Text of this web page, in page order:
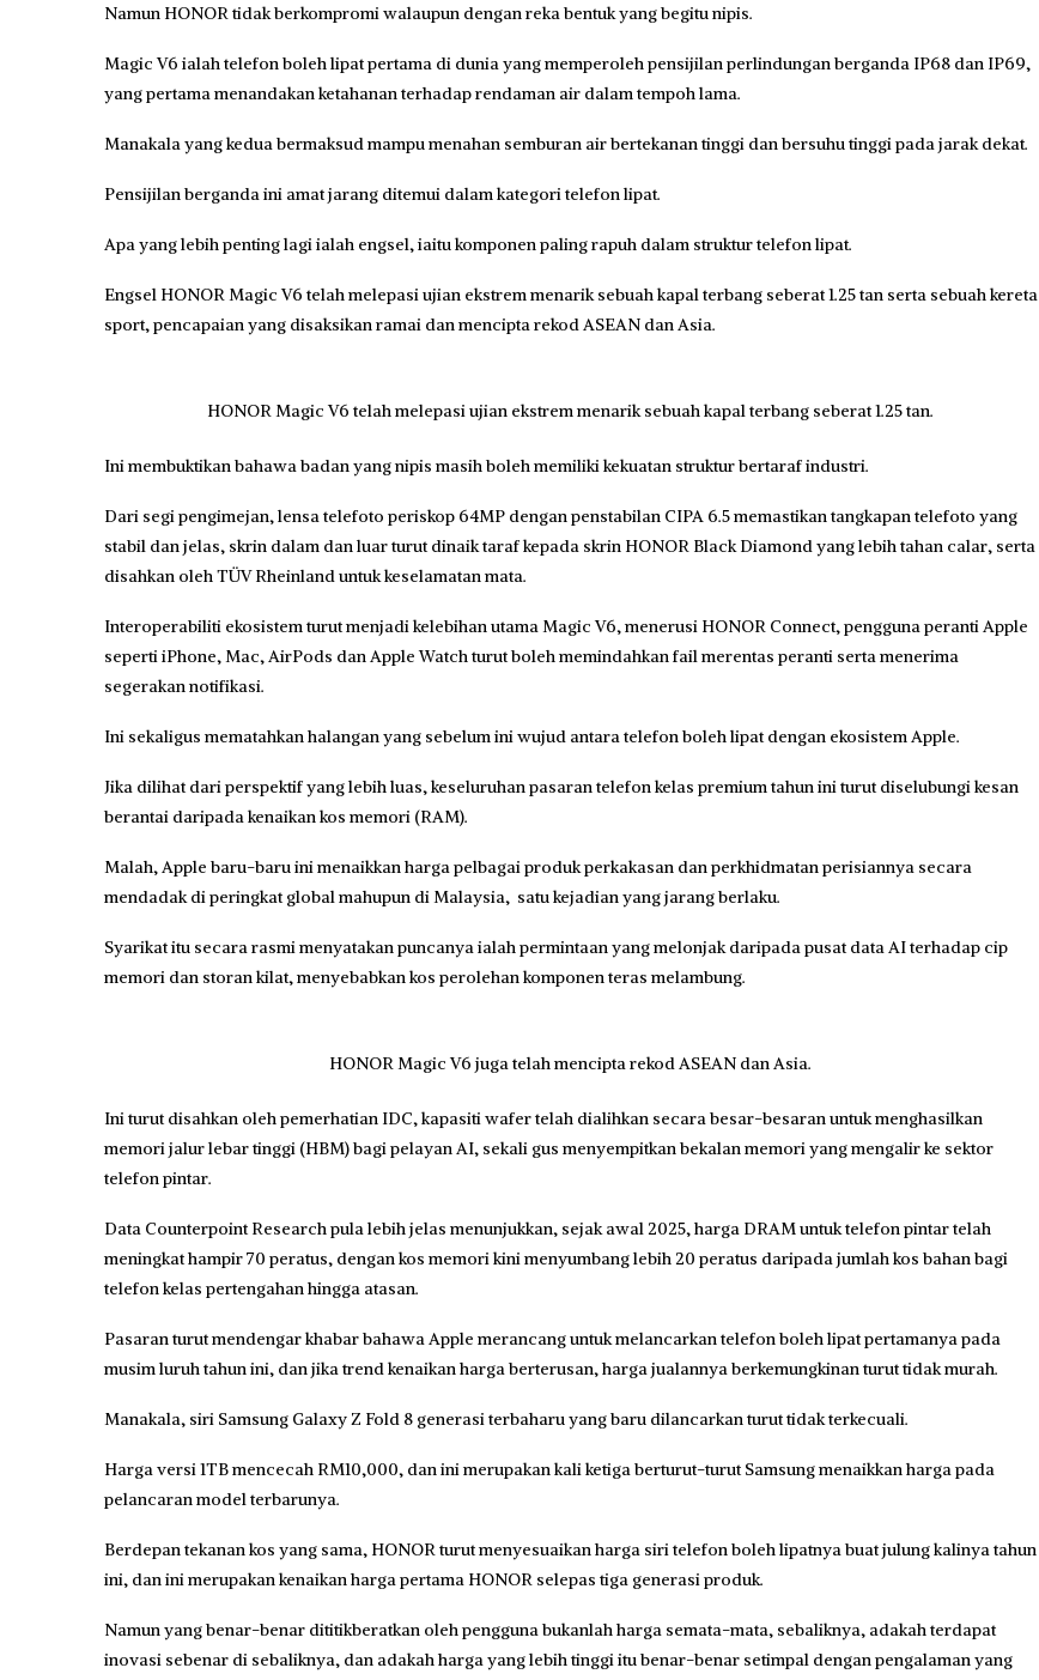
Namun HONOR tidak berkompromi walaupun dengan reka bentuk yang begitu nipis.
Magic V6 ialah telefon boleh lipat pertama di dunia yang memperoleh pensijilan perlindungan berganda IP68 dan IP69,
yang pertama menandakan ketahanan terhadap rendaman air dalam tempoh lama.
Manakala yang kedua bermaksud mampu menahan semburan air bertekanan tinggi dan bersuhu tinggi pada jarak dekat.
Pensijilan berganda ini amat jarang ditemui dalam kategori telefon lipat.
Apa yang lebih penting lagi ialah engsel, iaitu komponen paling rapuh dalam struktur telefon lipat.
Engsel HONOR Magic V6 telah melepasi ujian ekstrem menarik sebuah kapal terbang seberat 1.25 tan serta sebuah kereta
sport, pencapaian yang disaksikan ramai dan mencipta rekod ASEAN dan Asia.
HONOR Magic V6 telah melepasi ujian ekstrem menarik sebuah kapal terbang seberat 1.25 tan.
Ini membuktikan bahawa badan yang nipis masih boleh memiliki kekuatan struktur bertaraf industri.
Dari segi pengimejan, lensa telefoto periskop 64MP dengan penstabilan CIPA 6.5 memastikan tangkapan telefoto yang
stabil dan jelas, skrin dalam dan luar turut dinaik taraf kepada skrin HONOR Black Diamond yang lebih tahan calar, serta
disahkan oleh TÜV Rheinland untuk keselamatan mata.
Interoperabiliti ekosistem turut menjadi kelebihan utama Magic V6, menerusi HONOR Connect, pengguna peranti Apple
seperti iPhone, Mac, AirPods dan Apple Watch turut boleh memindahkan fail merentas peranti serta menerima
segerakan notifikasi.
Ini sekaligus mematahkan halangan yang sebelum ini wujud antara telefon boleh lipat dengan ekosistem Apple.
Jika dilihat dari perspektif yang lebih luas, keseluruhan pasaran telefon kelas premium tahun ini turut diselubungi kesan
berantai daripada kenaikan kos memori (RAM).
Malah, Apple baru-baru ini menaikkan harga pelbagai produk perkakasan dan perkhidmatan perisiannya secara
mendadak di peringkat global mahupun di Malaysia, satu kejadian yang jarang berlaku.
Syarikat itu secara rasmi menyatakan puncanya ialah permintaan yang melonjak daripada pusat data AI terhadap cip
memori dan storan kilat, menyebabkan kos perolehan komponen teras melambung.
HONOR Magic V6 juga telah mencipta rekod ASEAN dan Asia.
Ini turut disahkan oleh pemerhatian IDC, kapasiti wafer telah dialihkan secara besar-besaran untuk menghasilkan
memori jalur lebar tinggi (HBM) bagi pelayan AI, sekali gus menyempitkan bekalan memori yang mengalir ke sektor
telefon pintar.
Data Counterpoint Research pula lebih jelas menunjukkan, sejak awal 2025, harga DRAM untuk telefon pintar telah
meningkat hampir 70 peratus, dengan kos memori kini menyumbang lebih 20 peratus daripada jumlah kos bahan bagi
telefon kelas pertengahan hingga atasan.
Pasaran turut mendengar khabar bahawa Apple merancang untuk melancarkan telefon boleh lipat pertamanya pada
musim luruh tahun ini, dan jika trend kenaikan harga berterusan, harga jualannya berkemungkinan turut tidak murah.
Manakala, siri Samsung Galaxy Z Fold 8 generasi terbaharu yang baru dilancarkan turut tidak terkecuali.
Harga versi 1TB mencecah RM10,000, dan ini merupakan kali ketiga berturut-turut Samsung menaikkan harga pada
pelancaran model terbarunya.
Berdepan tekanan kos yang sama, HONOR turut menyesuaikan harga siri telefon boleh lipatnya buat julung kalinya tahun
ini, dan ini merupakan kenaikan harga pertama HONOR selepas tiga generasi produk.
Namun yang benar-benar dititikberatkan oleh pengguna bukanlah harga semata-mata, sebaliknya, adakah terdapat
inovasi sebenar di sebaliknya, dan adakah harga yang lebih tinggi itu benar-benar setimpal dengan pengalaman yang